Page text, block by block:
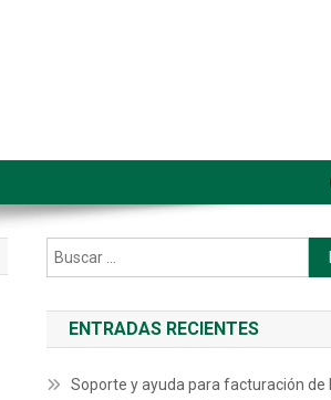
ENTRADAS RECIENTES
Soporte y ayuda para facturación de